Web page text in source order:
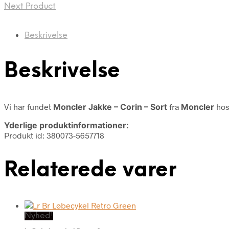
Next Product
Beskrivelse
Beskrivelse
Vi har fundet Moncler Jakke – Corin – Sort fra Moncler
Yderlige produktinformationer:
Produkt id: 380073-5657718
Relaterede varer
Nyhed!